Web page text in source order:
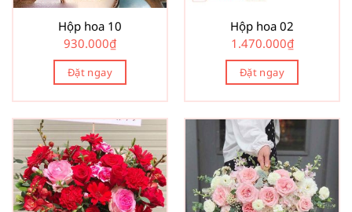
Hộp hoa 10
930.000₫
Đặt ngay
Hộp hoa 02
1.470.000₫
Đặt ngay